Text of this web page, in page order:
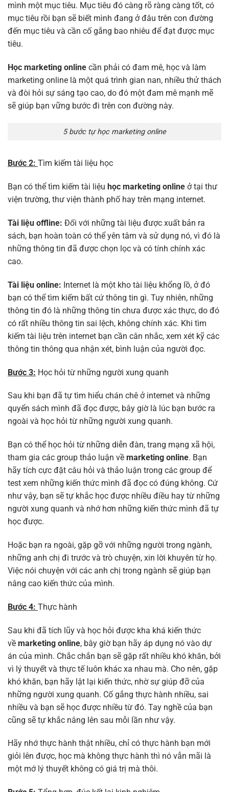
mình một mục tiêu. Mục tiêu đó càng rõ ràng càng tốt, có
mục tiêu rồi bạn sẽ biết mình đang ở đâu trên con đường
đến mục tiêu và cần cố gắng bao nhiêu để đạt được mục
tiêu.
Học marketing online cần phải có đam mê, học và làm
marketing online là một quá trình gian nan, nhiều thử thách
và đòi hỏi sự sáng tạo cao, do đó một đam mê mạnh mẽ
sẽ giúp bạn vững bước đi trên con đường này.
5 bước tự học marketing online
Bước 2: Tìm kiếm tài liệu học
Bạn có thể tìm kiếm tài liệu học marketing online ở tại thư
viện trường, thư viện thành phố hay trên mạng internet.
Tài liệu offline: Đối với những tài liệu được xuất bản ra
sách, bạn hoàn toàn có thể yên tâm và sử dụng nó, vì đó là
những thông tin đã được chọn lọc và có tính chính xác
cao.
Tài liệu online: Internet là một kho tài liệu khổng lồ, ở đó
bạn có thể tìm kiếm bất cứ thông tin gì. Tuy nhiên, những
thông tin đó là những thông tin chưa được xác thực, do đó
có rất nhiều thông tin sai lệch, không chính xác. Khi tìm
kiếm tài liệu trên internet bạn cần cân nhắc, xem xét kỹ các
thông tin thông qua nhận xét, bình luận của người đọc.
Bước 3: Học hỏi từ những người xung quanh
Sau khi bạn đã tự tìm hiểu chán chê ở internet và những
quyển sách mình đã đọc được, bây giờ là lúc bạn bước ra
ngoài và học hỏi từ những người xung quanh.
Bạn có thể học hỏi từ những diễn đàn, trang mạng xã hội,
tham gia các group thảo luận về marketing online. Bạn
hãy tích cực đặt câu hỏi và thảo luận trong các group để
test xem những kiến thức mình đã đọc có đúng không. Cứ
như vậy, bạn sẽ tự khắc học được nhiều điều hay từ những
người xung quanh và nhớ hơn những kiến thức mình đã tự
học được.
Hoặc bạn ra ngoài, gặp gỡ với những người trong ngành,
những anh chị đi trước và trò chuyện, xin lời khuyên từ họ.
Việc nói chuyện với các anh chị trong ngành sẽ giúp bạn
nâng cao kiến thức của mình.
Bước 4: Thực hành
Sau khi đã tích lũy và học hỏi được kha khá kiến thức
về marketing online, bây giờ bạn hãy áp dụng nó vào dự
án của mình. Chắc chắn bạn sẽ gặp rất nhiều khó khăn, bởi
vì lý thuyết và thực tế luôn khác xa nhau mà. Cho nên, gặp
khó khăn, bạn hãy lật lại kiến thức, nhờ sự giúp đỡ của
những người xung quanh. Cố gắng thực hành nhiều, sai
nhiều và bạn sẽ học được nhiều từ đó. Tay nghề của bạn
cũng sẽ tự khắc nâng lên sau mỗi lần như vậy.
Hãy nhớ thực hành thật nhiều, chỉ có thực hành bạn mới
giỏi lên được, học mà không thực hành thì nó vẫn mãi là
một mớ lý thuyết không có giá trị mà thôi.